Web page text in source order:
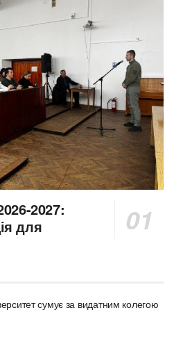
2027:
для
сумує за видатним колегою